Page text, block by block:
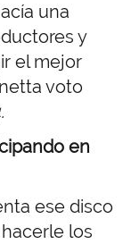
una
y
el mejor
voto
en
ese disco
los